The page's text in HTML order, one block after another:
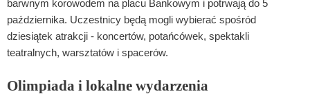
barwnym korowodem na placu Bankowym i potrwają do 5
października. Uczestnicy będą mogli wybierać spośród
dziesiątek atrakcji - koncertów, potańcówek, spektakli
teatralnych, warsztatów i spacerów.
Olimpiada i lokalne wydarzenia